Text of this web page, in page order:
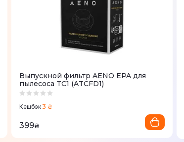
Выпускной фильтр AENO EPA для
пылесоса TC1 (ATCFD1)
Кешбэк3 ₴
399₴